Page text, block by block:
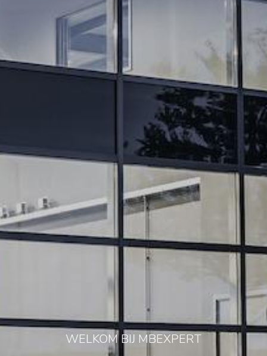
WELKOM BIJ MBEXPERT